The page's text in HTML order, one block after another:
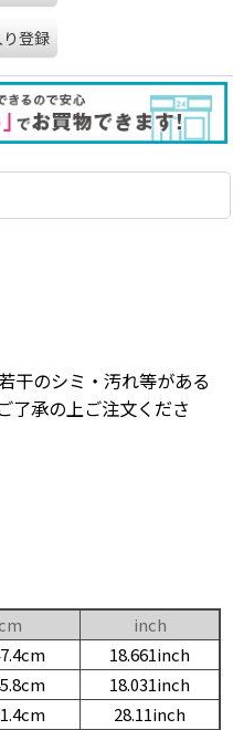
登録
干のシミ・汚れ等がある
了承の上ご注文くださ
inch
18.661inch
18.031inch
28.11inch